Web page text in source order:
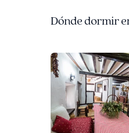
Dónde dormir